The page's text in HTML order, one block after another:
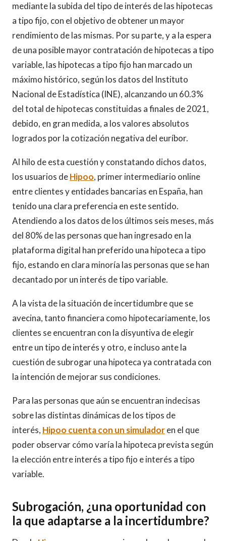
mediante la subida del tipo de interés de las hipotecas
a tipo fijo, con el objetivo de obtener un mayor
rendimiento de las mismas. Por su parte, y a la espera
de una posible mayor contratación de hipotecas a tipo
variable, las hipotecas a tipo fijo han marcado un
máximo histórico, según los datos del Instituto
Nacional de Estadística (INE), alcanzando un 60.3%
del total de hipotecas constituidas a finales de 2021,
debido, en gran medida, a los valores absolutos
logrados por la cotización negativa del euríbor.
Al hilo de esta cuestión y constatando dichos datos,
los usuarios deHipoo, primer intermediario online
entre clientes y entidades bancarias en España, han
tenido una clara preferencia en este sentido.
Atendiendo a los datos de los últimos seis meses, más
del 80% de las personas que han ingresado en la
plataforma digital han preferido una hipoteca a tipo
fijo, estando en clara minoría las personas que se han
decantado por un interés de tipo variable.
A la vista de la situación de incertidumbre que se
avecina, tanto financiera como hipotecariamente, los
clientes se encuentran con la disyuntiva de elegir
entre un tipo de interés y otro, e incluso ante la
cuestión de subrogar una hipoteca ya contratada con
la intención de mejorar sus condiciones.
Para las personas que aún se encuentran indecisas
sobre las distintas dinámicas de los tipos de
interés, Hipoo cuenta con un simuladoren el que
poder observar cómo varía la hipoteca prevista según
la elección entre interés a tipo fijo e interés a tipo
variable.
Subrogación, ¿una oportunidad con
la que adaptarse a la incertidumbre?